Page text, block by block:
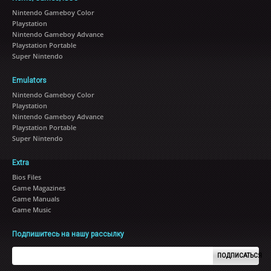
Nintendo Gameboy Color
Playstation
Nintendo Gameboy Advance
Playstation Portable
Super Nintendo
Emulators
Nintendo Gameboy Color
Playstation
Nintendo Gameboy Advance
Playstation Portable
Super Nintendo
Extra
Bios Files
Game Magazines
Game Manuals
Game Music
Подпишитесь на нашу рассылку
ПОДПИСАТЬСЯ